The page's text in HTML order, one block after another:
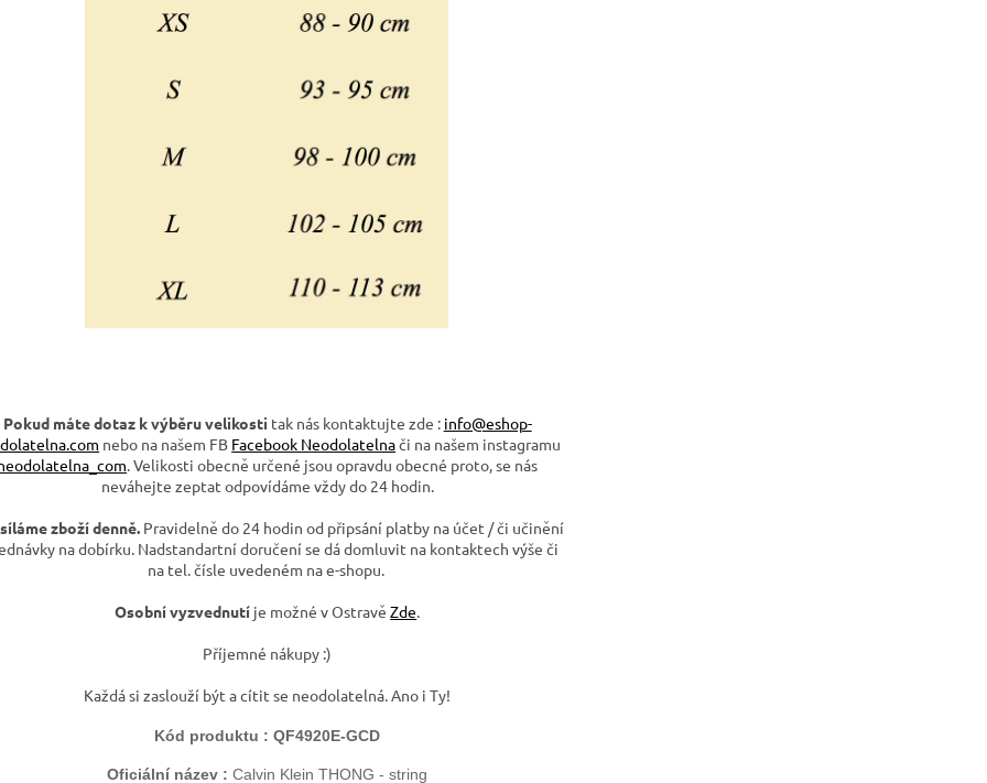
Pokud máte dotaz k výběru velikosti tak nás kontaktujte zde : info@eshop-
nebo na našem FB Facebook Neodolatelnači na našem instagramu
. Velikosti obecně určené jsou opravdu obecné proto, se nás
neváhejte zeptat odpovídáme vždy do 24 hodin.
zboží denně. Pravidelně do 24 hodin od připsání platby na účet / či učinění
na dobírku. Nadstandartní doručení se dá domluvit na kontaktech výše či
na tel. čísle uvedeném na e-shopu.
Osobní vyzvednutí je možné v OstravěZde.
Příjemné nákupy :)
Každá si zaslouží být a cítit se neodolatelná. Ano i Ty!
Kód produktu : QF4920E-GCD
Oficiální název : Calvin KleinTHONG - string